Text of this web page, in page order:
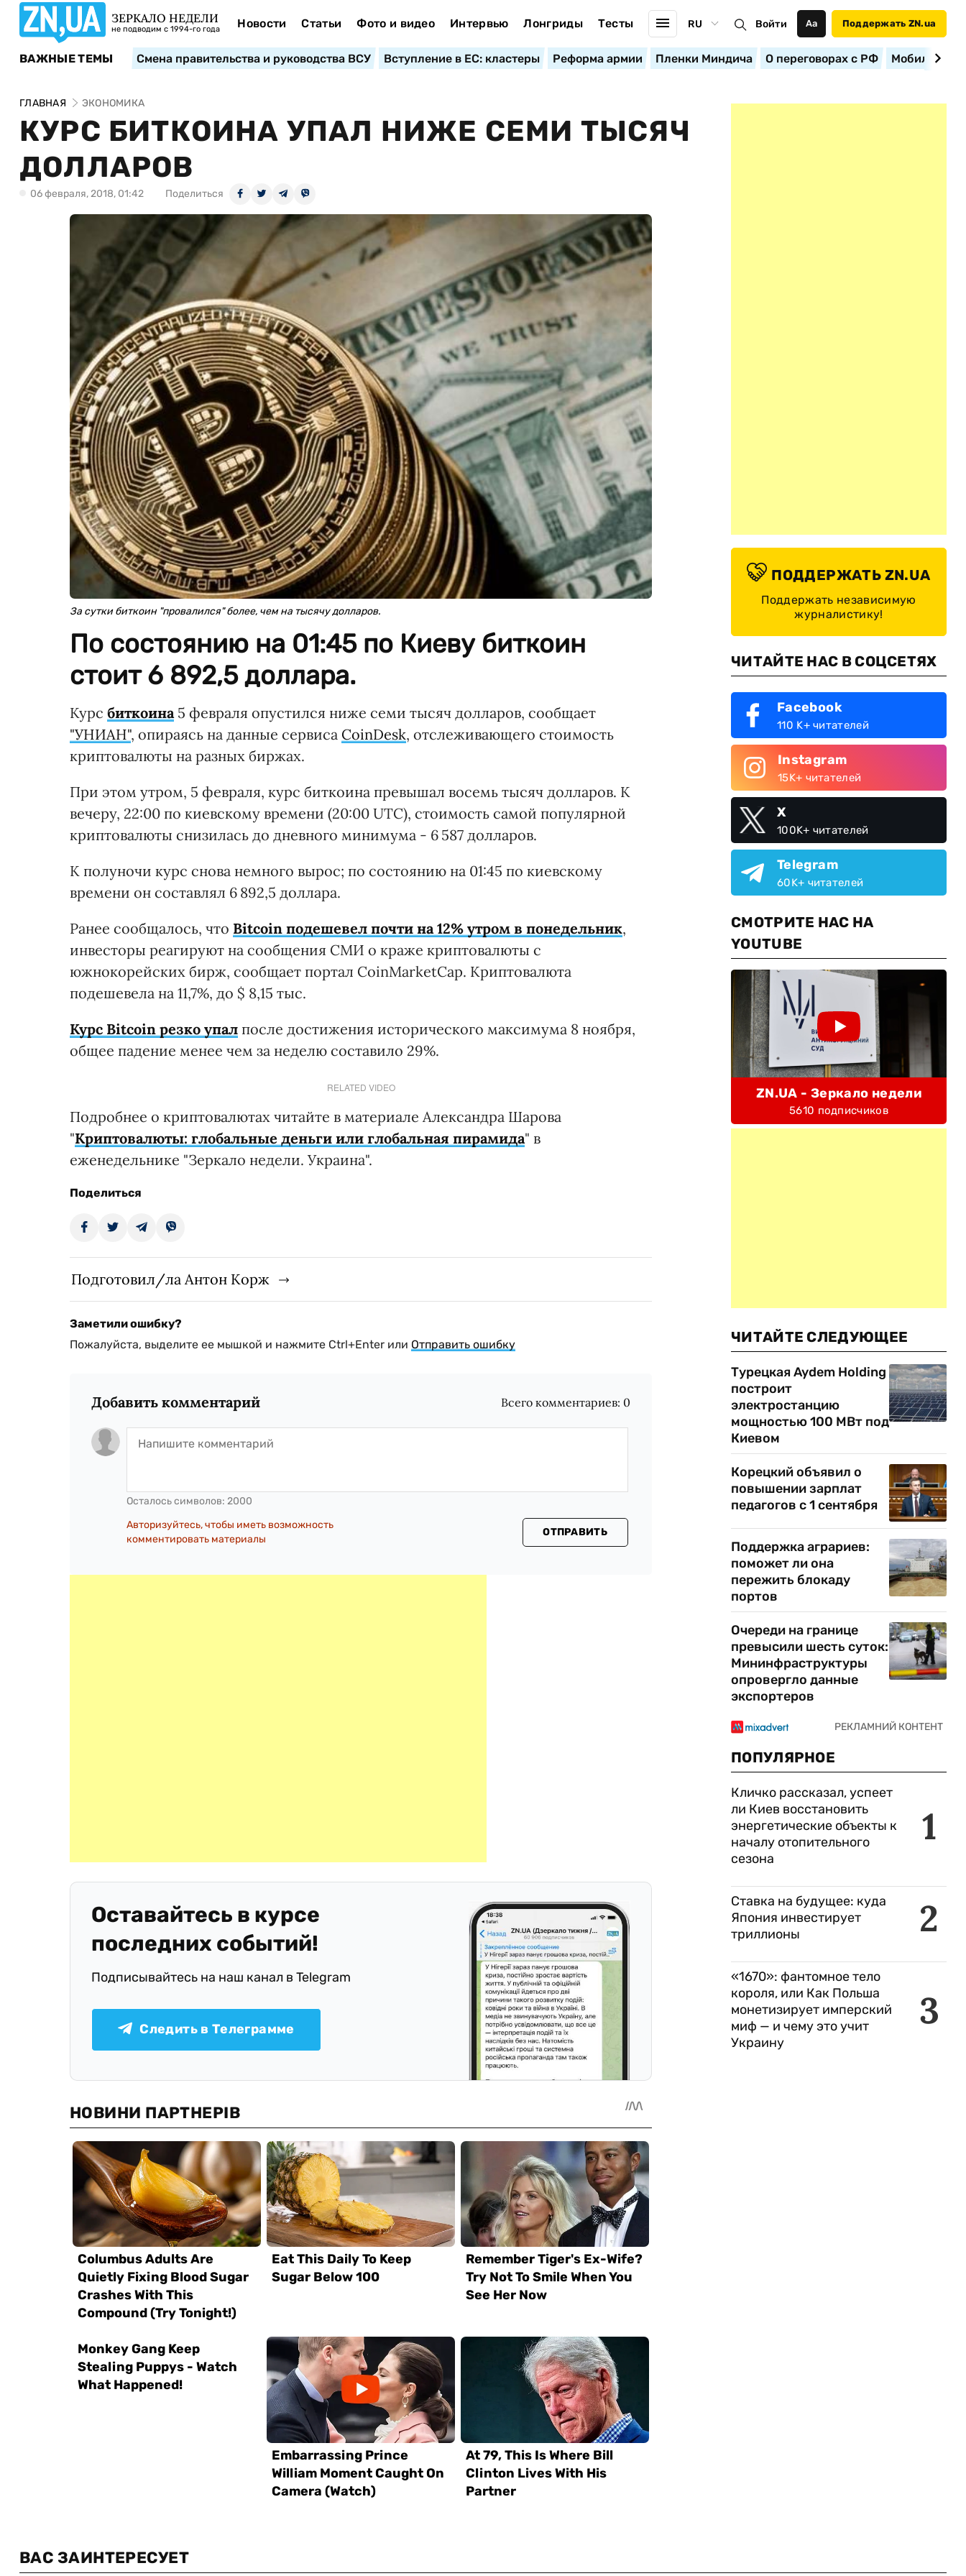
ЗЕРКАЛО НЕДЕЛИ
не подводим с 1994-го года Новости Статьи Фото и видео Интервью Лонгриды Тесты RU Войти Аа Поддержать ZN.ua
ВАЖНЫЕ ТЕМЫ Смена правительства и руководства ВСУ Вступление в ЕС: кластеры Реформа армии Пленки Миндича О переговорах с РФ
ГЛАВНАЯ ЭКОНОМИКА
КУРС БИТКОИНА УПАЛ НИЖЕ СЕМИ ТЫСЯЧ
ДОЛЛАРОВ
06 февраля, 2018, 01:42 Поделиться
За сутки биткоин "провалился" более, чем на тысячу долларов.
По состоянию на 01:45 по Киеву биткоин
стоит 6 892,5 доллара.
Курс биткоина 5 февраля опустился ниже семи тысяч долларов, сообщает
"УНИАН", опираясь на данные сервиса CoinDesk, отслеживающего стоимость
криптовалюты на разных биржах.
При этом утром, 5 февраля, курс биткоина превышал восемь тысяч долларов. К
вечеру, 22:00 по киевскому времени (20:00 UTC), стоимость самой популярной
криптовалюты снизилась до дневного минимума - 6 587 долларов.
К полуночи курс снова немного вырос; по состоянию на 01:45 по киевскому
времени он составлял 6 892,5 доллара.
Ранее сообщалось, что Bitcoin подешевел почти на 12% утром в понедельник,
инвесторы реагируют на сообщения СМИ о краже криптовалюты с
южнокорейских бирж, сообщает портал CoinMarketCap. Криптовалюта
подешевела на 11,7%, до $ 8,15 тыс.
Курс Bitcoin резко упал после достижения исторического максимума 8 ноября,
общее падение менее чем за неделю составило 29%.
RELATED VIDEO
Подробнее о криптовалютах читайте в материале Александра Шарова
"Криптовалюты: глобальные деньги или глобальная пирамида" в
еженедельнике "Зеркало недели. Украина".
Поделиться
Подготовил/ла Антон Корж
Заметили ошибку?
Пожалуйста, выделите ее мышкой и нажмите Ctrl+Enter или Отправить ошибку
Добавить комментарий Всего комментариев: 0
Осталось символов: 2000
Авторизуйтесь, чтобы иметь возможность
комментировать материалы
ОТПРАВИТЬ
Оставайтесь в курсе
последних событий!
Подписывайтесь на наш канал в Telegram
Следить в Телеграмме
ПОДДЕРЖАТЬ ZN.UA
Поддержать независимую
журналистику!
ЧИТАЙТЕ НАС В СОЦСЕТЯХ
Facebook
110 K+ читателей
Instagram
15K+ читателей
X
100K+ читателей
Telegram
60K+ читателей
СМОТРИТЕ НАС НА
YOUTUBE
ZN.UA - Зеркало недели
5610 подписчиков
ЧИТАЙТЕ СЛЕДУЮЩЕЕ
Турецкая Aydem Holding
построит
электростанцию
мощностью 100 МВт под
Киевом
Корецкий объявил о
повышении зарплат
педагогов с 1 сентября
Поддержка аграриев:
поможет ли она
пережить блокаду
портов
Очереди на границе
превысили шесть суток:
Мининфраструктуры
опровергло данные
экспортеров
ПОПУЛЯРНОЕ
1
Кличко рассказал, успеет
ли Киев восстановить
энергетические объекты к
началу отопительного
сезона
2
Ставка на будущее: куда
Япония инвестирует
триллионы
3
«1670»: фантомное тело
короля, или Как Польша
монетизирует имперский
миф — и чему это учит
Украину
ВАС ЗАИНТЕРЕСУЕТ